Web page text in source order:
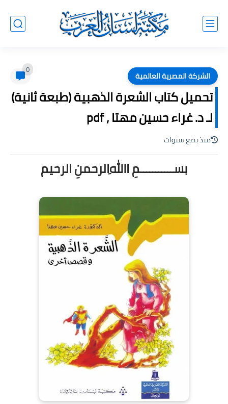
الشركة المصرية العالمية 0
تحميل كتاب الشعرة الذهبية (طبعة ثانية)
لـ د. غراء حسين مهتا , pdf
منذ بضع سنوات
بســـــــــــمِ اﷲِالرحمنِ الرحيم